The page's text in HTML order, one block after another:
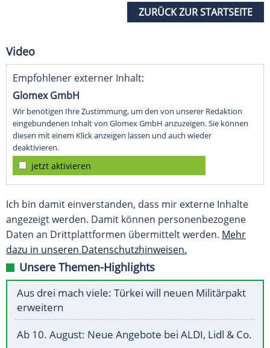
ZURÜCK ZUR STARTSEITE
Video
Empfohlener externer Inhalt:
Glomex GmbH
Wir benötigen Ihre Zustimmung, um den von unserer Redaktion
eingebundenen Inhalt von Glomex GmbH anzuzeigen. Sie können
diesen mit einem Klick anzeigen lassen und auch wieder
deaktivieren.
jetzt aktivieren
Ich bin damit einverstanden, dass mir externe Inhalte
angezeigt werden. Damit können personenbezogene
Daten an Drittplattformen übermittelt werden. Mehr
dazu in unseren Datenschutzhinweisen.
Unsere Themen-Highlights
Aus drei mach viele: Türkei will neuen Militärpakt
erweitern
Ab 10. August: Neue Angebote bei ALDI, Lidl & Co.